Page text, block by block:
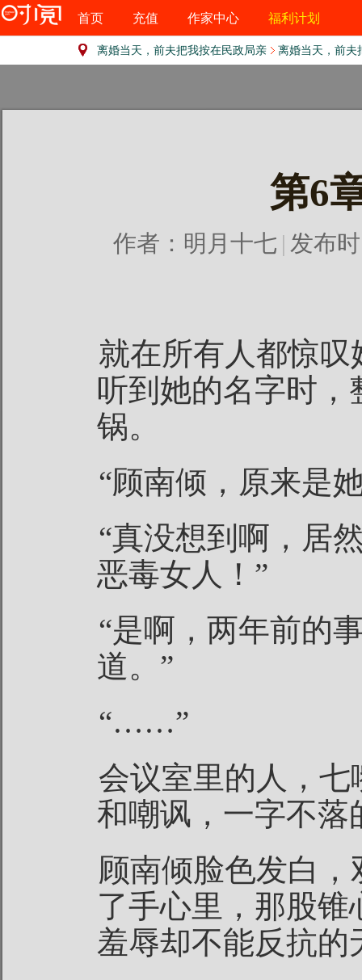
首页 充值 作家中心 福利计划
离婚当天，前夫把我按在民政局亲 离婚当天，前夫把我
第6
作者： 明月十七 | 发布
就在所有人都惊
听到她的名字时
锅。
“顾南倾，原来是
“真没想到啊，居
恶毒女人！”
“是啊，两年前的
道。”
“……”
会议室里的人，
和嘲讽，一字不落
顾南倾脸色发白
了手心里，那股
羞辱却不能反抗的